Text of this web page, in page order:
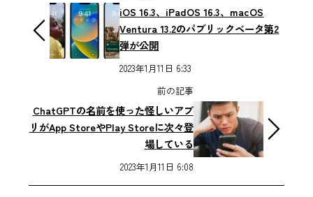
iOS 16.3、iPadOS 16.3、macOS
Ventura 13.2のパブリックベータ第2
弾が公開
2023年1月11日 6:33
前の記事
ChatGPTの名前を使った怪しいアプ
リがApp StoreやPlay Storeに次々登
場している
2023年1月11日 6:08